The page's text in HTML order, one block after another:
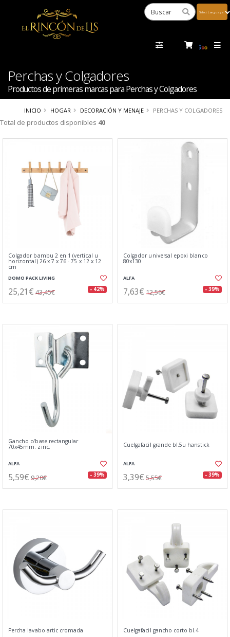
Perchas y Colgadores
Productos de primeras marcas para Perchas y Colgadores
INICIO HOGAR DECORACIÓN Y MENAJE PERCHAS Y COLGADORES
Total de productos disponibles 40
Colgador bambu 2 en 1 (vertical u
horizontal) 26 x 7 x 76 - 75 x 12 x 12
cm
DOMO PACK LIVING
25,21€ 43,45€ - 42%
Colgador universal epoxi blanco
80x130
ALFA
7,63€ 12,56€ - 39%
Gancho c/base rectangular
70x45mm. zinc.
ALFA
5,59€ 9,20€ - 39%
Cuelgafacil grande bl.5u hanstick
ALFA
3,39€ 5,55€ - 39%
Percha lavabo artic cromada Cuelgafacil gancho corto bl.4